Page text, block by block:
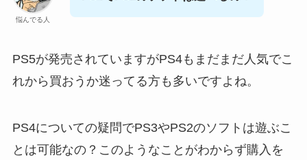
悩んでる人
PS5が発売されていますがPS4もまだまだ人気でこ
れから買おうか迷ってる方も多いですよね。
PS4についての疑問でPS3やPS2のソフトは遊ぶこ
とは可能なの？このようなことがわからず購入を